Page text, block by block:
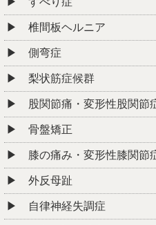
梨状筋症候群
股関節痛・変形性股関節症
骨盤矯正
膝の痛み・変形性膝関節症
外反母趾
自律神経失調症
起立性調節障害
めまい
耳鳴り